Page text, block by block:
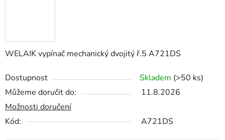
WELAIK vypínač mechanický dvojitý ř.5 A721DS
Dostupnost Skladem (>50 ks)
Můžeme doručit do:
11.8.2026
Možnosti doručení
Kód:
A721DS